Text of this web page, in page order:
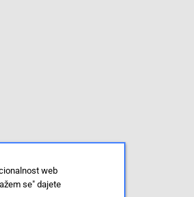
web
se" dajete